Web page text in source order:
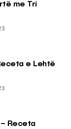
me Tri
e Lehtë
– Receta